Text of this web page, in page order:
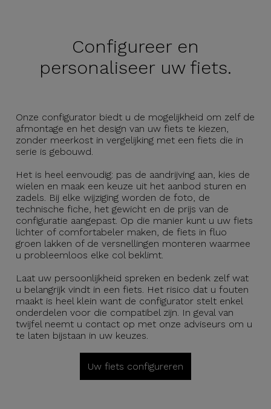
Configureer en
personaliseer uw fiets.
Onze configurator biedt u de mogelijkheid om zelf de
afmontage en het design van uw fiets te kiezen,
zonder meerkost in vergelijking met een fiets die in
serie is gebouwd.
Het is heel eenvoudig: pas de aandrijving aan, kies de
wielen en maak een keuze uit het aanbod sturen en
zadels. Bij elke wijziging worden de foto, de
technische fiche, het gewicht en de prijs van de
configuratie aangepast. Op die manier kunt u uw fiets
lichter of comfortabeler maken, de fiets in fluo
groen lakken of de versnellingen monteren waarmee
u probleemloos elke col beklimt.
Laat uw persoonlijkheid spreken en bedenk zelf wat
u belangrijk vindt in een fiets. Het risico dat u fouten
maakt is heel klein want de configurator stelt enkel
onderdelen voor die compatibel zijn. In geval van
twijfel neemt u contact op met onze adviseurs om u
te laten bijstaan in uw keuzes.
Uw fiets configureren